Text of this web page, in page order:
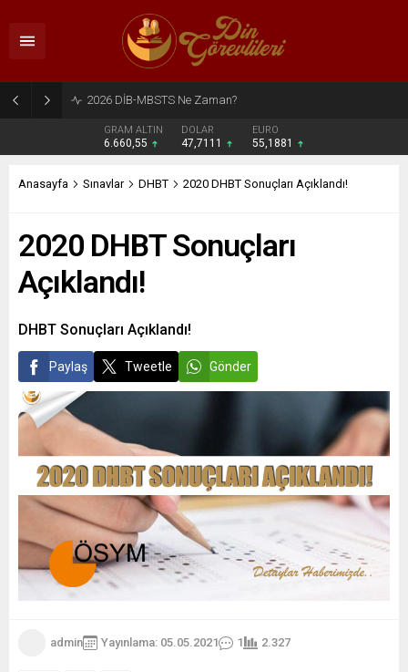
2026 DİB-MBSTS Ne Zaman?
GRAM ALTIN
6.660,55
DOLAR
47,7111
EURO
55,1881
Anasayfa Sınavlar DHBT 2020 DHBT Sonuçları Açıklandı!
2020 DHBT Sonuçları
Açıklandı!
DHBT Sonuçları Açıklandı!
Paylaş Tweetle Gönder
admin Yayınlama: 05.05.2021 1 2.327